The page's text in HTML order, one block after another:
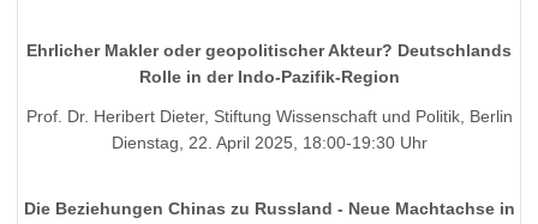
Ehrlicher Makler oder geopolitischer Akteur? Deutschlands
Rolle in der Indo-Pazifik-Region
Prof. Dr. Heribert Dieter, Stiftung Wissenschaft und Politik, Berlin
Dienstag, 22. April 2025, 18:00-19:30 Uhr
Die Beziehungen Chinas zu Russland - Neue Machtachse in